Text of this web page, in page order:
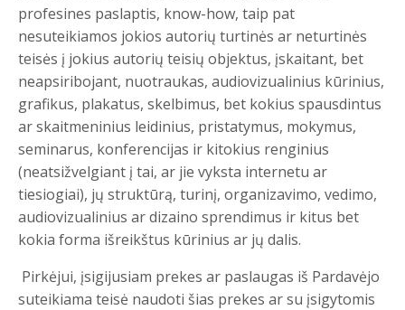
profesines paslaptis, know-how, taip pat
nesuteikiamos jokios autorių turtinės ar neturtinės
teisės į jokius autorių teisių objektus, įskaitant, bet
neapsiribojant, nuotraukas, audiovizualinius kūrinius,
grafikus, plakatus, skelbimus, bet kokius spausdintus
ar skaitmeninius leidinius, pristatymus, mokymus,
seminarus, konferencijas ir kitokius renginius
(neatsižvelgiant į tai, ar jie vyksta internetu ar
tiesiogiai), jų struktūrą, turinį, organizavimo, vedimo,
audiovizualinius ar dizaino sprendimus ir kitus bet
kokia forma išreikštus kūrinius ar jų dalis.
Pirkėjui, įsigijusiam prekes ar paslaugas iš Pardavėjo
suteikiama teisė naudoti šias prekes ar su įsigytomis